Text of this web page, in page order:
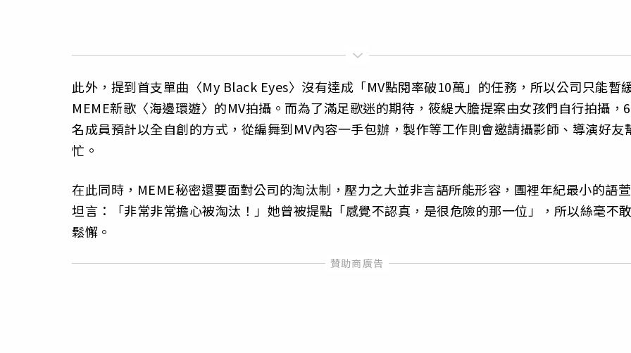
此外，提到首支單曲〈My Black Eyes〉沒有達成「MV點閱率破10萬」的任務，所以公司只能暫
MEME新歌〈海邊環遊〉的MV拍攝。而為了滿足歌迷的期待，筱緹大膽提案由女孩們自行拍攝，6
名成員預計以全自創的方式，從編舞到MV內容一手包辦，製作等工作則會邀請攝影師、導演好友
忙。
在此同時，MEME秘密還要面對公司的淘汰制，壓力之大並非言語所能形容，團裡年紀最小的語萱
坦言：「非常非常擔心被淘汰！」她曾被提點「感覺不認真，是很危險的那一位」，所以絲毫不
鬆懈。